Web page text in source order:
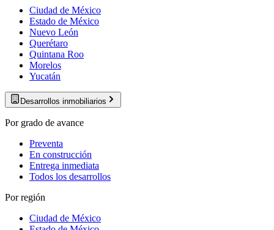
Ciudad de México
Estado de México
Nuevo León
Querétaro
Quintana Roo
Morelos
Yucatán
Desarrollos inmobiliarios
Por grado de avance
Preventa
En construcción
Entrega inmediata
Todos los desarrollos
Por región
Ciudad de México